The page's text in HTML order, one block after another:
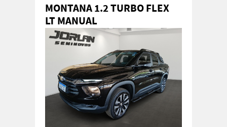
MONTANA 1.2 TURBO FLEX
LT MANUAL